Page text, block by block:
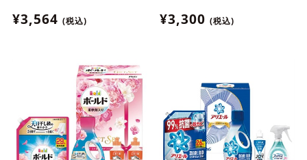
¥3,564 (税込)
¥3,300 (税込)